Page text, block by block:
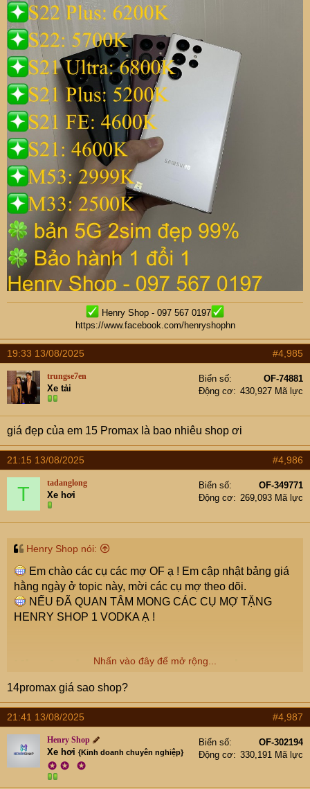
Henry Shop - 097 567 0197
https://www.facebook.com/henryshophn
19:33 13/08/2025 #4,985
trungse7en
Xe tải
Biển số
OF-74881
Động cơ
430,927 Mã lực
giá đẹp của em 15 Promax là bao nhiêu shop ơi
21:15 13/08/2025 #4,986
T tadanglong
Xe hơi
Biển số
OF-349771
Động cơ
269,093 Mã lực
Henry Shop nói:
Em chào các cụ các mợ OF ạ ! Em cập nhật bảng giá
hằng ngày ở topic này, mời các cụ mợ theo dõi.
NẾU ĐÃ QUAN TÂM MONG CÁC CỤ MỢ TẶNG
HENRY SHOP 1 VODKA Ạ !
Kho Apple iPhone, iPad, Airpods,
SamSung, Laptop Giá Gốc
Bảo hành 1 đổi 1 tất cả các lỗi bao
gồm cả màn hình
Bao máy bản quốc tế trọn đời
_______________________
Nhấn vào đây để mở rộng...
14promax giá sao shop?
21:41 13/08/2025 #4,987
Henry Shop
Xe hơi {Kinh doanh chuyên nghiệp}
✪ ✪ ✪
Biển số
OF-302194
Động cơ
330,191 Mã lực